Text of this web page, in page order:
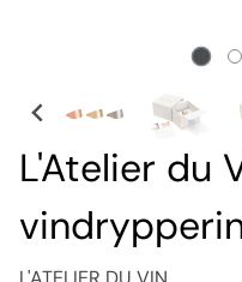
L'Atelier du